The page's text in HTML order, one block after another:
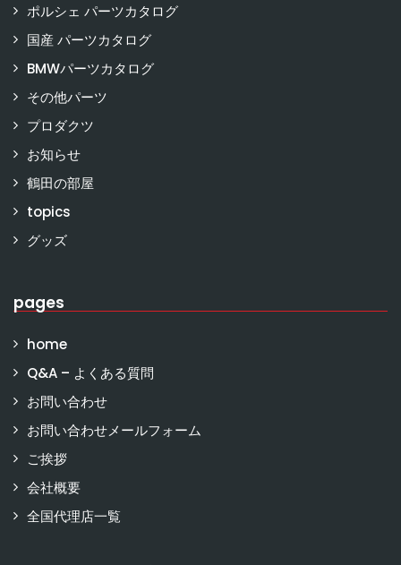
ポルシェ パーツカタログ
国産 パーツカタログ
BMWパーツカタログ
その他パーツ
プロダクツ
お知らせ
鶴田の部屋
topics
グッズ
pages
home
Q&A – よくある質問
お問い合わせ
お問い合わせメールフォーム
ご挨拶
会社概要
全国代理店一覧